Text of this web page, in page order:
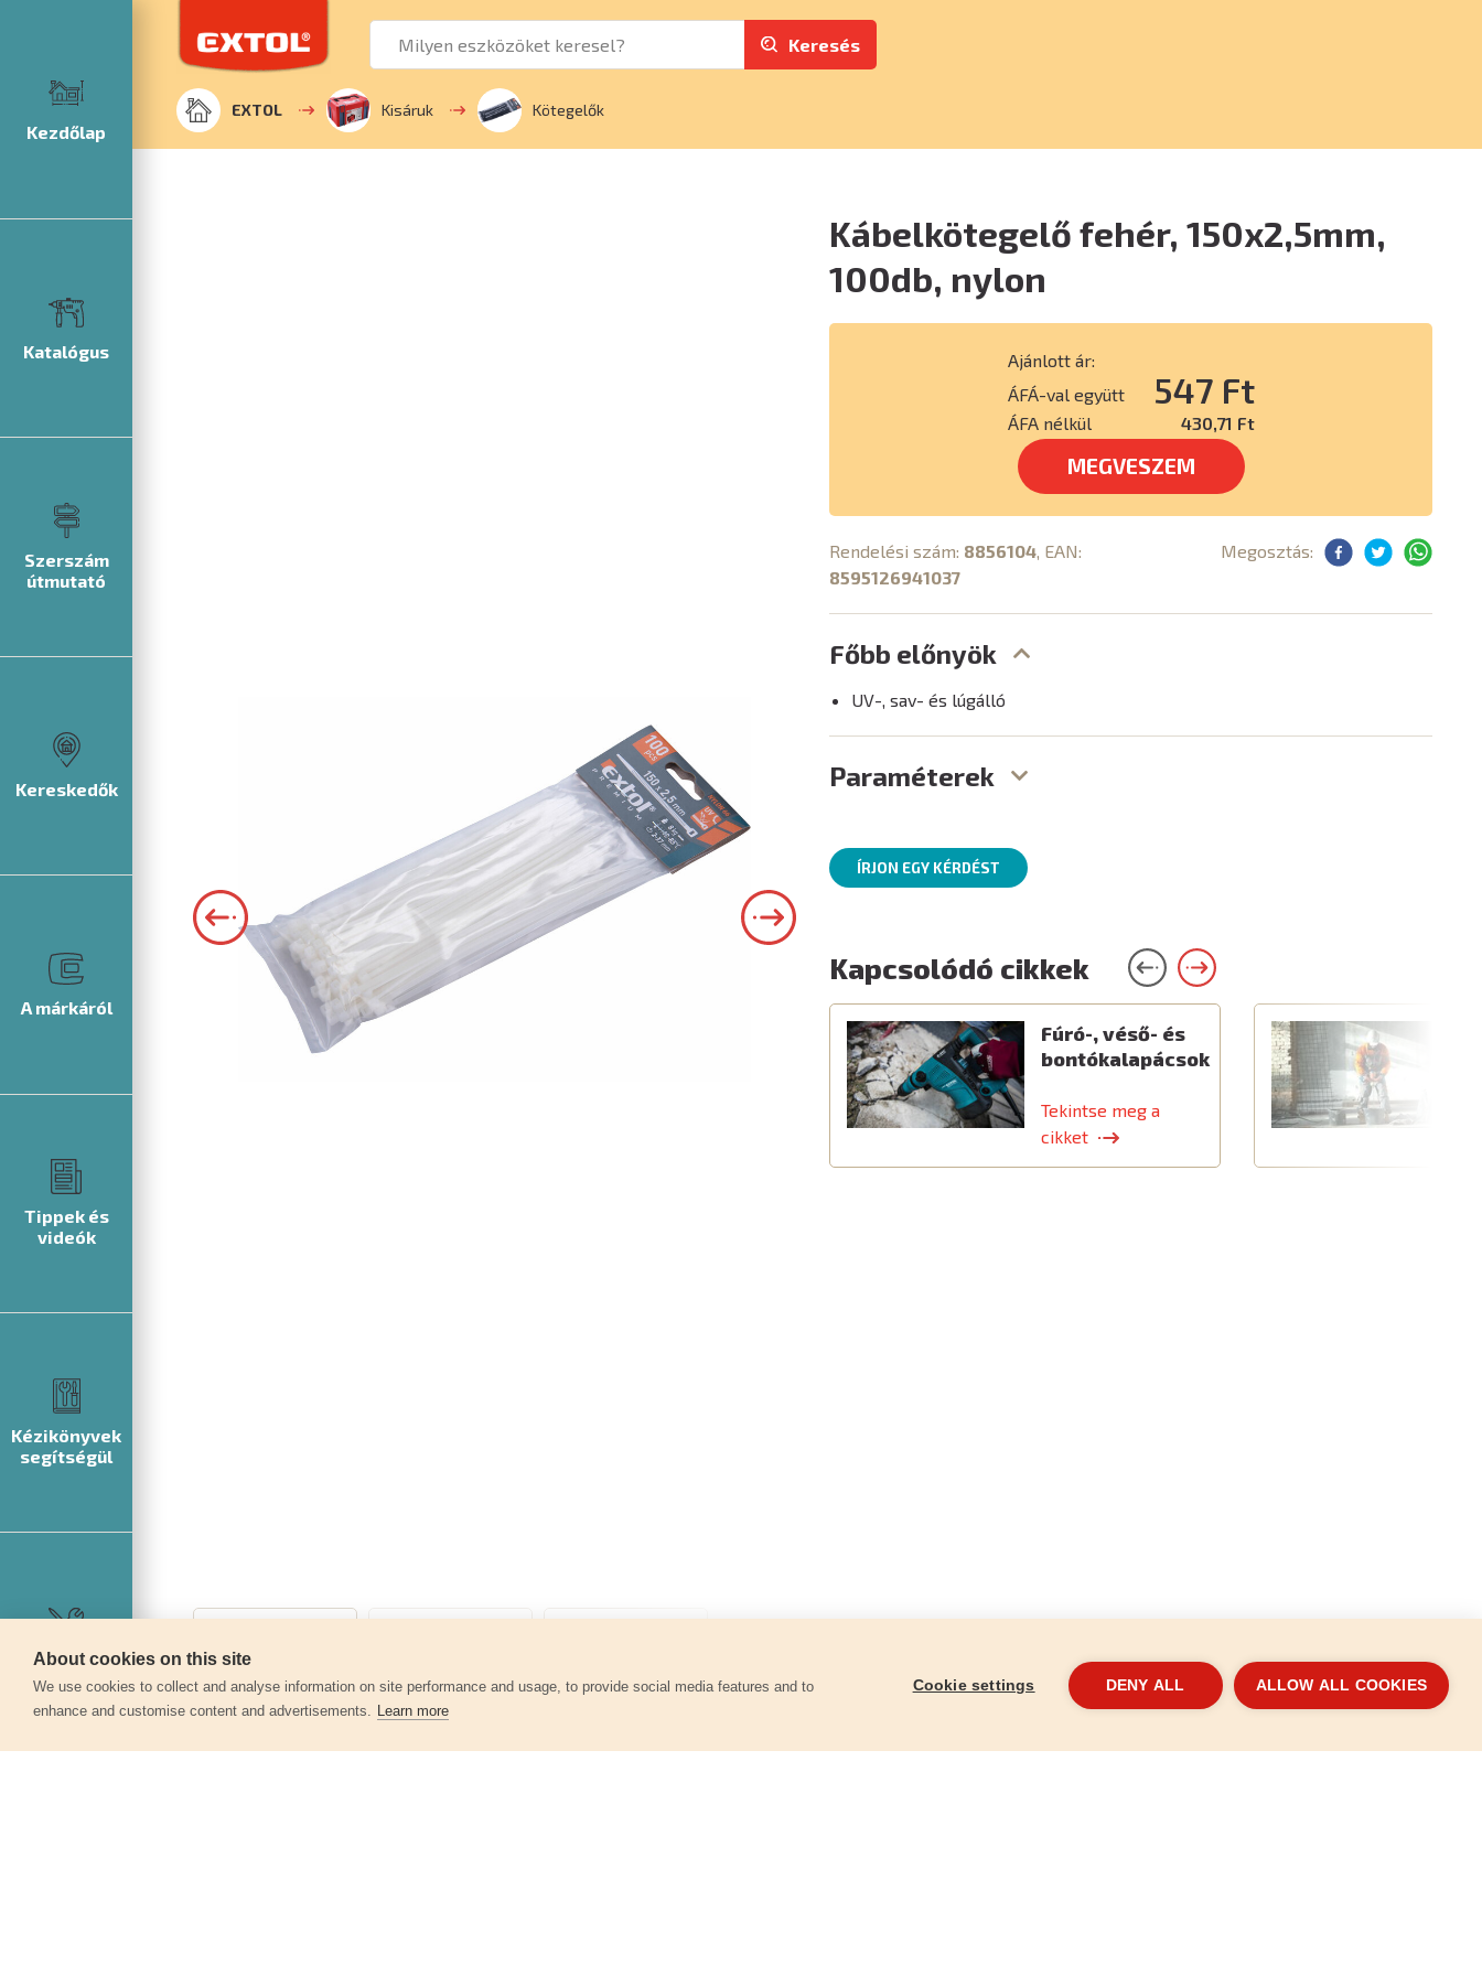
Kezdőlap
Katalógus
Szerszám
útmutató
Kereskedők
A márkáról
Tippek és
videók
Kézikönyvek
segítségül
Szerviz
Keresés
EXTOL Kisáruk Kötegelők
Kábelkötegelő fehér, 150x2,5mm,
100db, nylon
Ajánlott ár:
ÁFÁ-val együtt
547 Ft
ÁFA nélkül 430,71 Ft
MEGVESZEM
Rendelési szám: 8856104, EAN:
8595126941037
Megosztás:
Főbb előnyök
UV-, sav- és lúgálló
Paraméterek
ÍRJON EGY KÉRDÉST
Kapcsolódó cikkek
Fúró-, véső- és
bontókalapácsok
Tekintse meg a
cikket
About cookies on this site
We use cookies to collect and analyse information on site performance and usage, to provide social media features and to
enhance and customise content and advertisements. Learn more
Cookie settings DENY ALL ALLOW ALL COOKIES